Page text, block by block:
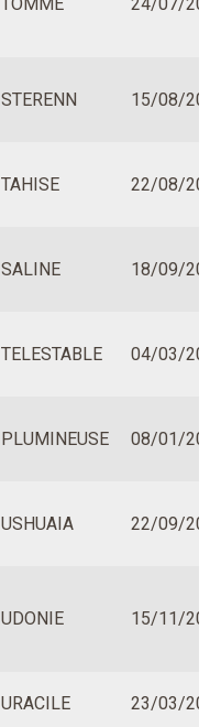
STERENN 15/08/
TAHISE 22/08/
SALINE 18/09/
TELESTABLE 04/03/
PLUMINEUSE 08/01/
USHUAIA 22/09/
UDONIE 15/11/
URACILE 23/03/